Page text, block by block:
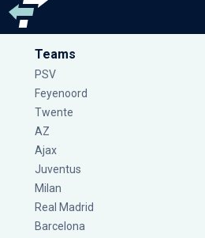
Teams
PSV
Feyenoord
Twente
AZ
Ajax
Juventus
Milan
Real Madrid
Barcelona